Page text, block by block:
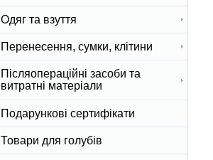
Одяг та взуття
Перенесення, сумки, клітини
Післяопераційні засоби та
витратні матеріали
Подарункові сертифікати
Товари для голубів